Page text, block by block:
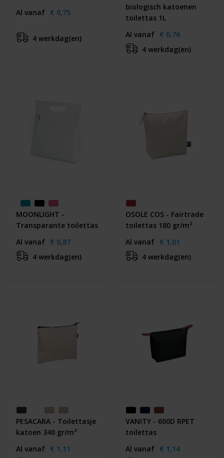
Al vanaf € 0,75
4 werkdag(en)
biologisch katoenen
toilettas 1L
Al vanaf € 0,76
4 werkdag(en)
MOONLIGHT -
Transparante toilettas
Al vanaf € 0,87
4 werkdag(en)
OSOLE COS - Fairtrade
toilettas 180 gr/m²
Al vanaf € 1,01
4 werkdag(en)
PESACARA - Toilettasje
katoen 340 gr/m²
Al vanaf € 1,11
VANITY - 600D RPET
toilettas
Al vanaf € 1,14